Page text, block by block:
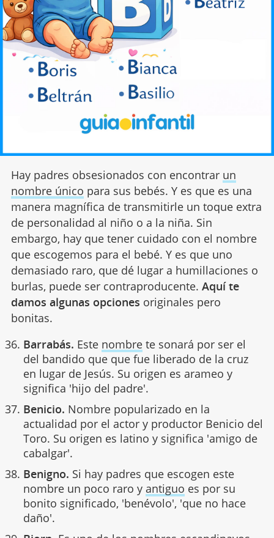
Hay padres obsesionados con encontrar un
nombre único para sus bebés. Y es que es una
manera magnífica de transmitirle un toque extra
de personalidad al niño o a la niña. Sin
embargo, hay que tener cuidado con el nombre
que escogemos para el bebé. Y es que uno
demasiado raro, que dé lugar a humillaciones o
burlas, puede ser contraproducente. Aquí te
damos algunas opciones originales pero
bonitas.
Barrabás. Este nombrete sonará por ser el
del bandido que que fue liberado de la cruz
en lugar de Jesús. Su origen es arameo y
significa 'hijo del padre'.
Benicio. Nombre popularizado en la
actualidad por el actor y productor Benicio del
Toro. Su origen es latino y significa 'amigo de
cabalgar'.
Benigno. Si hay padres que escogen este
nombre un poco raro y antiguo es por su
bonito significado, 'benévolo', 'que no hace
daño'.